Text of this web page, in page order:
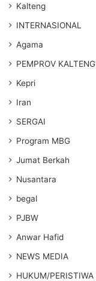
Kalteng
INTERNASIONAL
Agama
PEMPROV KALTENG
Kepri
Iran
SERGAI
Program MBG
Jumat Berkah
Nusantara
begal
PJBW
Anwar Hafid
NEWS MEDIA
HUKUM/PERISTIWA